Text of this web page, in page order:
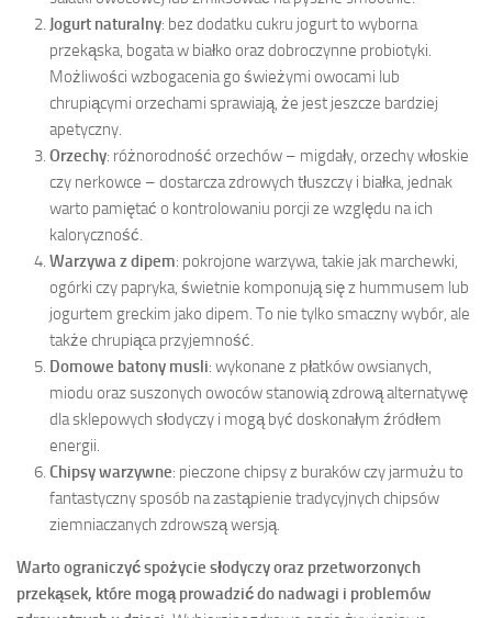
Jogurt naturalny: bez dodatku cukru jogurt to wyborna
przekąska, bogata w białko oraz dobroczynne probiotyki.
Możliwości wzbogacenia go świeżymi owocami lub
chrupiącymi orzechami sprawiają, że jest jeszcze bardziej
apetyczny.
Orzechy: różnorodność orzechów – migdały, orzechy włoskie
czy nerkowce – dostarcza zdrowych tłuszczy i białka, jednak
warto pamiętać o kontrolowaniu porcji ze względu na ich
kaloryczność.
Warzywa z dipem: pokrojone warzywa, takie jak marchewki,
ogórki czy papryka, świetnie komponują się z hummusem lub
jogurtem greckim jako dipem. To nie tylko smaczny wybór, ale
także chrupiąca przyjemność.
Domowe batony musli: wykonane z płatków owsianych,
miodu oraz suszonych owoców stanowią zdrową alternatywę
dla sklepowych słodyczy i mogą być doskonałym źródłem
energii.
Chipsy warzywne: pieczone chipsy z buraków czy jarmużu to
fantastyczny sposób na zastąpienie tradycyjnych chipsów
ziemniaczanych zdrowszą wersją.
Warto ograniczyć spożycie słodyczy oraz przetworzonych
przekąsek, które mogą prowadzić do nadwagi i problemów